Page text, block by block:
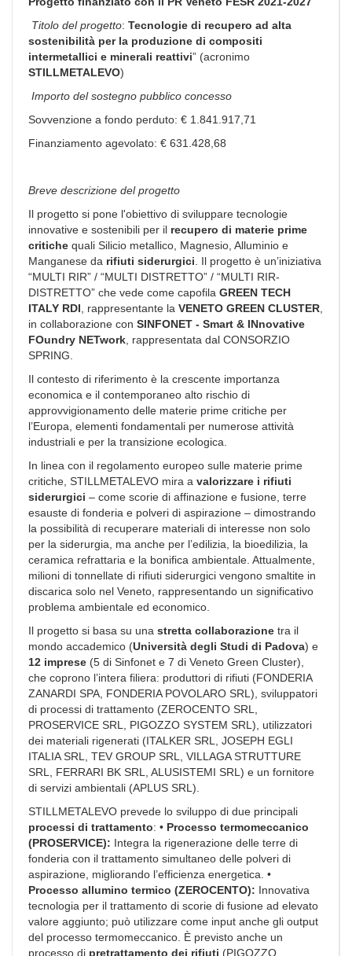
Titolo del progetto: Tecnologie di recupero ad alta
sostenibilità per la produzione di compositi
intermetallici e minerali reattivi” (acronimo
STILLMETALEVO)
Importo del sostegno pubblico concesso
Sovvenzione a fondo perduto: € 1.841.917,71
Finanziamento agevolato: € 631.428,68
Breve descrizione del progetto
Il progetto si pone l'obiettivo di sviluppare tecnologie
innovative e sostenibili per il recupero di materie prime
critiche quali Silicio metallico, Magnesio, Alluminio e
Manganese da rifiuti siderurgici . Il progetto è un’iniziativa
“MULTI RIR” / “MULTI DISTRETTO” / “MULTI RIR-
DISTRETTO” che vede come capofila GREEN TECH
ITALY RDI , rappresentante la VENETO GREEN CLUSTER
in collaborazione con SINFONET - Smart & INnovative
FOundry NETwork , rappresentata dal CONSORZIO
SPRING.
Il contesto di riferimento è la crescente importanza
economica e il contemporaneo alto rischio di
approvvigionamento delle materie prime critiche per
l’Europa, elementi fondamentali per numerose attività
industriali e per la transizione ecologica.
In linea con il regolamento europeo sulle materie prime
critiche, STILLMETALEVO mira a valorizzare i rifiuti
siderurgici – come scorie di affinazione e fusione, terre
esauste di fonderia e polveri di aspirazione – dimostrando
la possibilità di recuperare materiali di interesse non solo
per la siderurgia, ma anche per l’edilizia, la bioedilizia, la
ceramica refrattaria e la bonifica ambientale. Attualmente,
milioni di tonnellate di rifiuti siderurgici vengono smaltite in
discarica solo nel Veneto, rappresentando un significativo
problema ambientale ed economico.
Il progetto si basa su una stretta collaborazione tra il
mondo accademico (Università degli Studi di Padova) e
12 imprese (5 di Sinfonet e 7 di Veneto Green Cluster),
che coprono l’intera filiera: produttori di rifiuti (FONDERIA
ZANARDI SPA, FONDERIA POVOLARO SRL), sviluppatori
di processi di trattamento (ZEROCENTO SRL,
PROSERVICE SRL, PIGOZZO SYSTEM SRL), utilizzatori
dei materiali rigenerati (ITALKER SRL, JOSEPH EGLI
ITALIA SRL, TEV GROUP SRL, VILLAGA STRUTTURE
SRL, FERRARI BK SRL, ALUSISTEMI SRL) e un fornitore
di servizi ambientali (APLUS SRL).
STILLMETALEVO prevede lo sviluppo di due principali
processi di trattamento: • Processo termomeccanico
(PROSERVICE): Integra la rigenerazione delle terre di
fonderia con il trattamento simultaneo delle polveri di
aspirazione, migliorando l’efficienza energetica. •
Processo allumino termico (ZEROCENTO): Innovativa
tecnologia per il trattamento di scorie di fusione ad elevato
valore aggiunto; può utilizzare come input anche gli output
del processo termomeccanico. È previsto anche un
processo di pretrattamento dei rifiuti (PIGOZZO